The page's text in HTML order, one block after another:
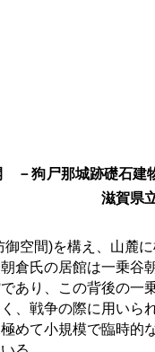
－狗尸那城跡礎石建
学 中
御空間)を構え、山麓
倉氏の居館は一乗谷
あり、この背後の一
、戦争の際に用いら
めて小規模で臨時的